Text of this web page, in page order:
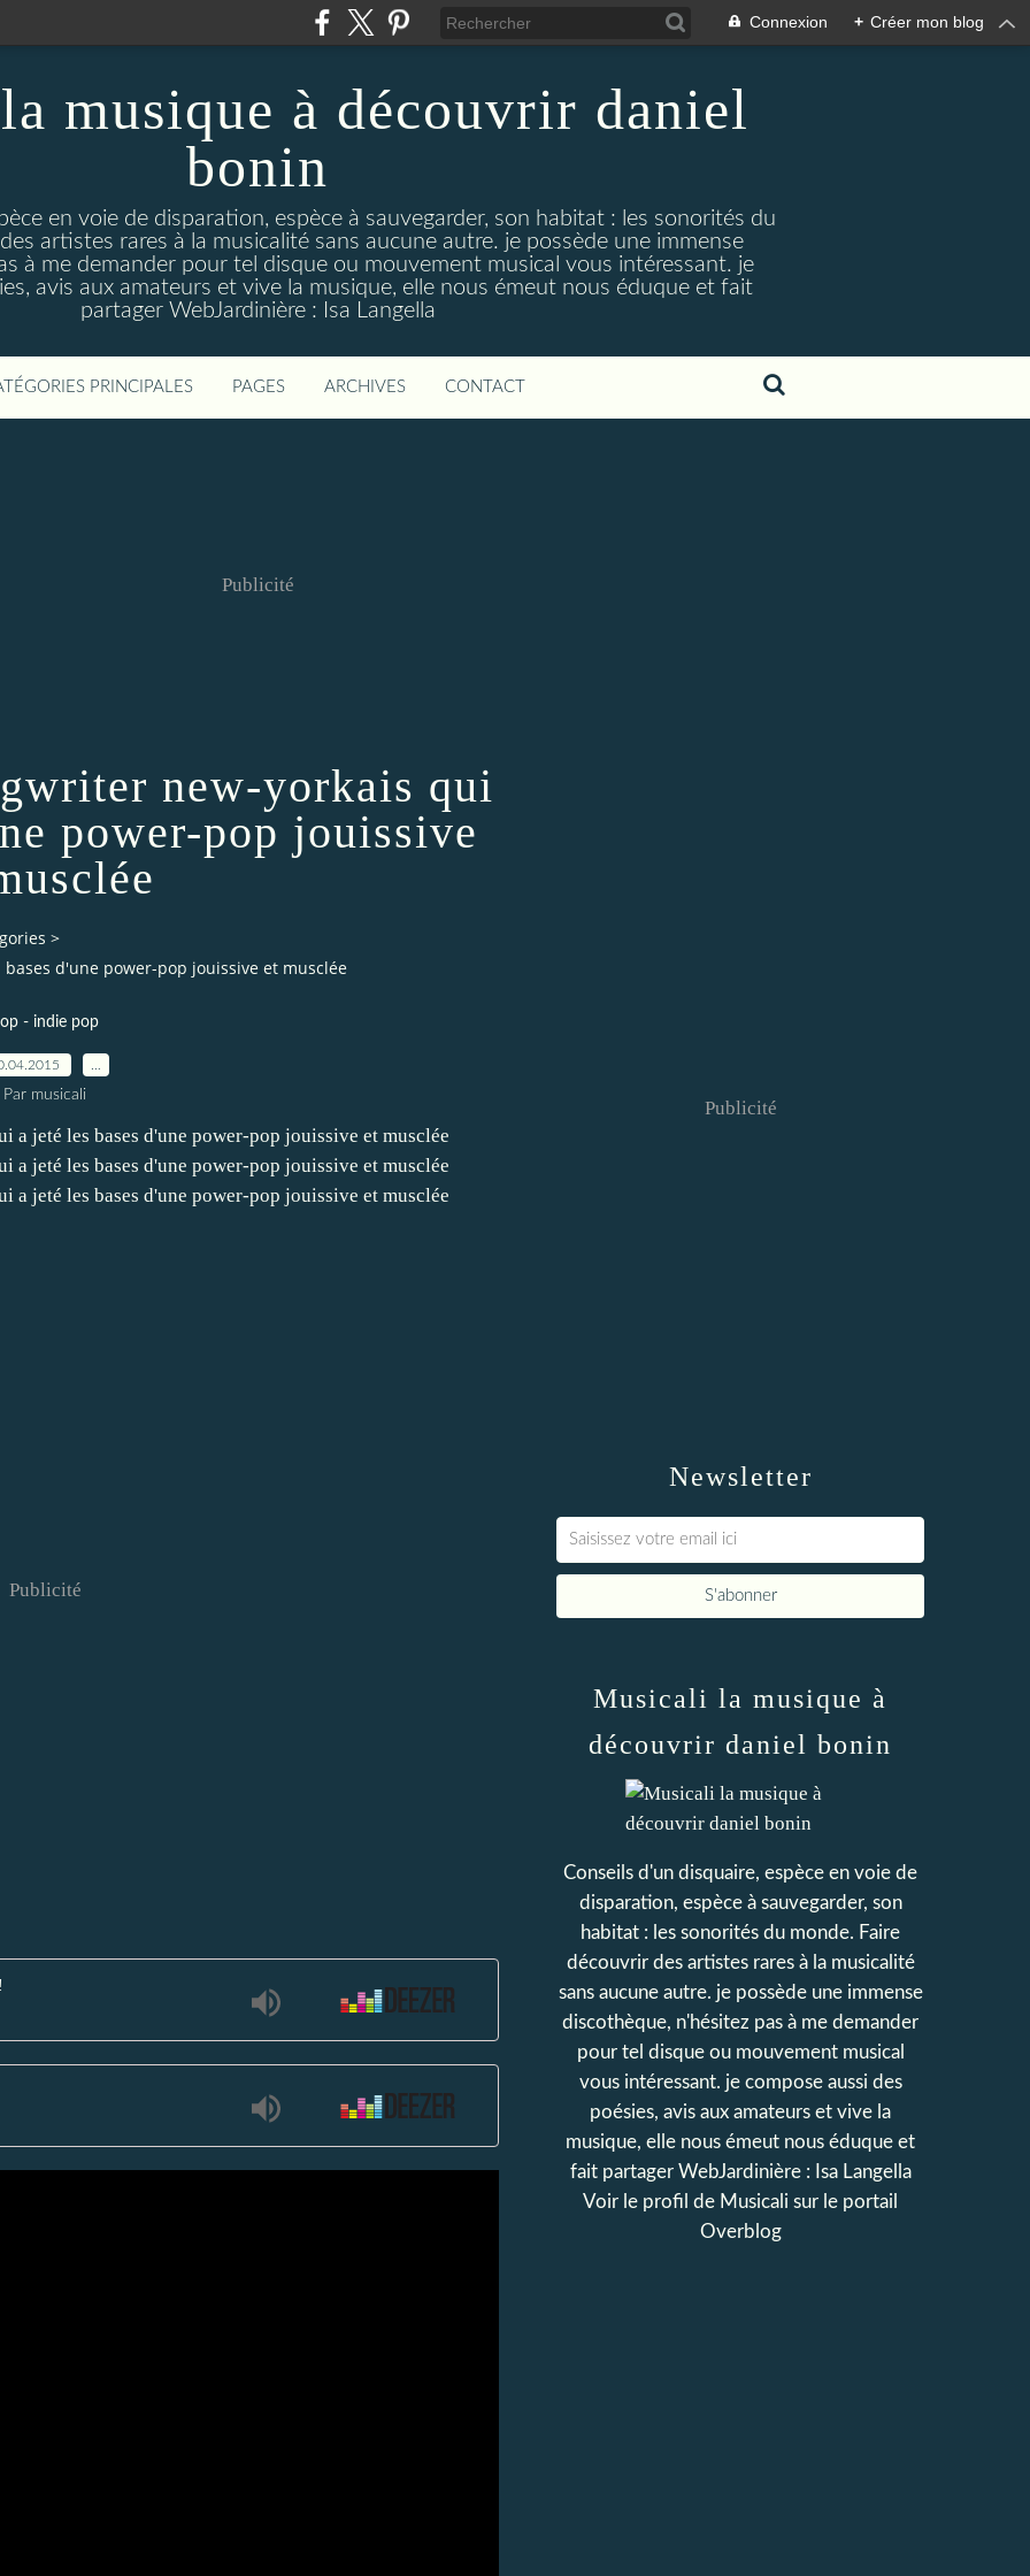
Connexion + Créer mon blog
musique à découvrir daniel
bonin
en voie de disparation, espèce à sauvegarder, son habitat : les sonorités du
artistes rares à la musicalité sans aucune autre. je possède une immense
à me demander pour tel disque ou mouvement musical vous intéressant. je
avis aux amateurs et vive la musique, elle nous émeut nous éduque et fait
partager WebJardinière : Isa Langella
PRINCIPALES PAGES ARCHIVES CONTACT
Publicité
new-yorkais qui
power-pop jouissive
>
d'une power-pop jouissive et musclée
- indie pop
Par musicali
Publicité
Newsletter
Publicité
Musicali la musique à
découvrir daniel bonin
Conseils d'un disquaire, espèce en voie de
disparation, espèce à sauvegarder, son
habitat : les sonorités du monde. Faire
découvrir des artistes rares à la musicalité
sans aucune autre. je possède une immense
discothèque, n'hésitez pas à me demander
pour tel disque ou mouvement musical
vous intéressant. je compose aussi des
poésies, avis aux amateurs et vive la
musique, elle nous émeut nous éduque et
fait partager WebJardinière : Isa Langella
Voir le profil de Musicali sur le portail
Overblog